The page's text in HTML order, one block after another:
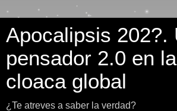
Apocalipsis 202?.
pensador 2.0 en
cloaca global
¿Te atreves a saber la verdad?